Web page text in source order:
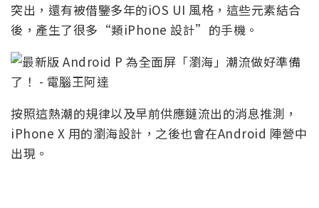
突出，還有被借鑒多年的iOS UI 風格，這些元素結合
後，產生了很多“類iPhone 設計”的手機。
按照這熱潮的規律以及早前供應鏈流出的消息推測，
iPhone X 用的瀏海設計，之後也會在Android 陣營中
出現。